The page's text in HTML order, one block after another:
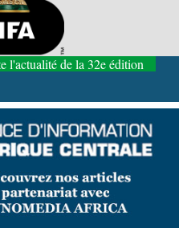
l'actualité de la 32e édition